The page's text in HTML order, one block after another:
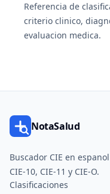
Referencia de
criterio clinico,
evaluacion medica.
NotaSalud
Buscador CIE en
CIE-10, CIE-11 y CIE-O.
Clasificaciones